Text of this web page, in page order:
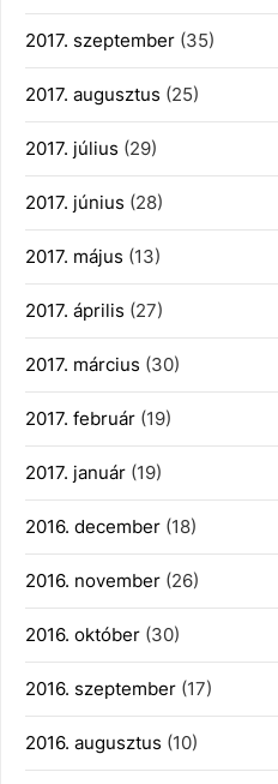
2017. szeptember (35)
2017. augusztus (25)
2017. július (29)
2017. június (28)
2017. május (13)
2017. április (27)
2017. március (30)
2017. február (19)
2017. január (19)
2016. december (18)
2016. november (26)
2016. október (30)
2016. szeptember (17)
2016. augusztus (10)